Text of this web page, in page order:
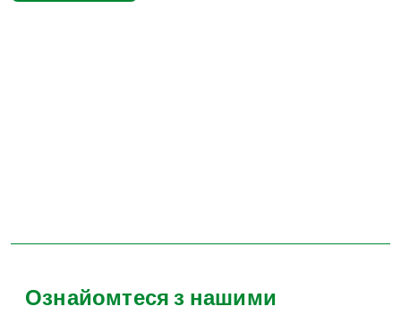
Ознайомтеся з нашими